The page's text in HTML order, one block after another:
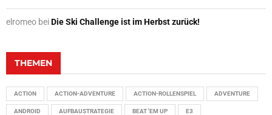
elromeo beiDie Ski Challenge ist im Herbst zurück!
THEMEN
ACTION ACTION-ADVENTURE ACTION-ROLLENSPIEL ADVENTURE
ANDROID AUFBAUSTRATEGIE BEAT 'EM UP E3